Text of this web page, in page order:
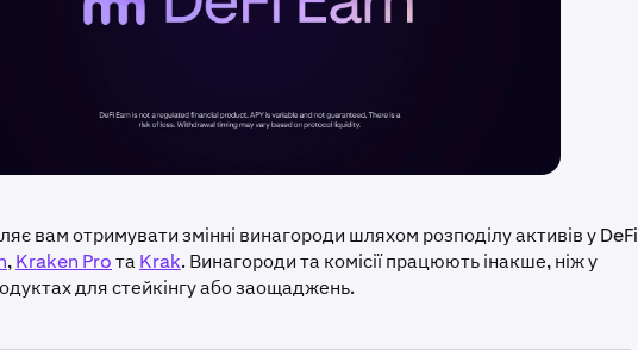
вам отримувати змінні винагороди шляхом розподілу активів у DeFi
,Kraken Proта Krak. Винагороди та комісії працюють інакше, ніж у
для стейкінгу або заощаджень.